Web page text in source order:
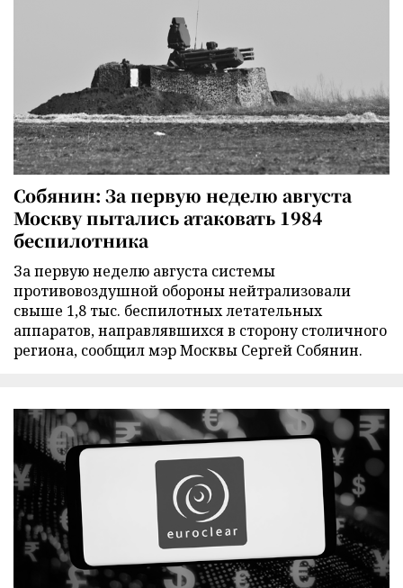
Собянин: За первую неделю августа
Москву пытались атаковать 1984
беспилотника
За первую неделю августа системы
противовоздушной обороны нейтрализовали
свыше 1,8 тыс. беспилотных летательных
аппаратов, направлявшихся в сторону столичного
региона, сообщил мэр Москвы Сергей Собянин.